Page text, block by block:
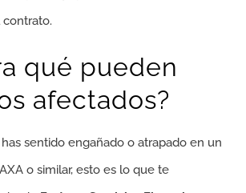
qué pueden
afectados?
sentido engañado o atrapado en un
o similar, esto es lo que te